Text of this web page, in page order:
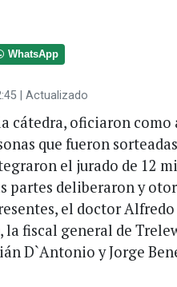
WhatsApp
| Actualizado
cátedra, oficiaron como
que fueron
el jurado de 12
partes deliberaron y
el doctor
la fiscal general de
D`Antonio y Jorge